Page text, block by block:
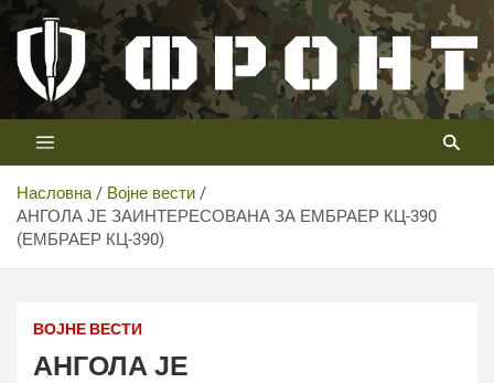
Скип
цонтент
Телевизија ФРОНТ
Први војни канал у Србији
Насловна
Војне вести
АНГОЛА ЈЕ ЗАИНТЕРЕСОВАНА ЗА ЕМБРАЕР КЦ-390
(ЕМБРАЕР КЦ-390)
ВОЈНЕ ВЕСТИ
АНГОЛА ЈЕ